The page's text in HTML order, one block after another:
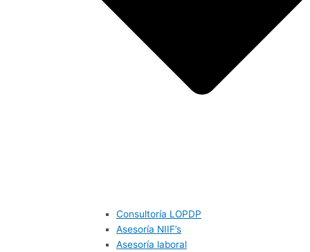
Consultoría LOPDP
Asesoría NIIF’s
Asesoría laboral